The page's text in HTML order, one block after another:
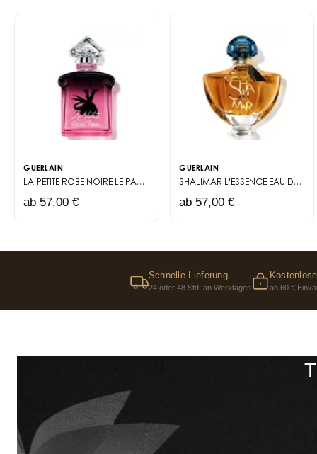
GUERLAIN
LA PETITE ROBE NOIRE LE PARFUM
ab 57,00 €
GUERLAIN
SHALIMAR L'ESSENCE EAU DE PARFUM INTENSE
ab 57,00 €
Schnelle Lieferung
24 oder 48 Std. an Werktagen ab 60 €